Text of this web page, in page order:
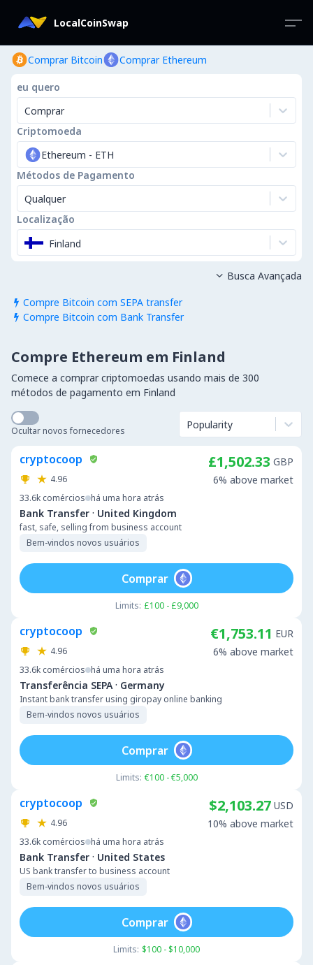
LocalCoinSwap
Comprar Bitcoin Comprar Ethereum
eu quero
Comprar
Criptomoeda
Ethereum - ETH
Métodos de Pagamento
Qualquer
Localização
Finland
 Compre Bitcoin com SEPA transfer
 Compre Bitcoin com Bank Transfer
 Busca Avançada
Compre Ethereum em Finland
Comece a comprar criptomoedas usando mais de 300
métodos de pagamento em Finland
Ocultar novos fornecedores Popularity
cryptocoop
4.96
33.6k comércios há uma hora atrás
Bank Transfer · United Kingdom
fast, safe, selling from business account
Bem-vindos novos usuários
£1,502.33 GBP
6% above market
Limits: £100 - £9,000
Comprar
cryptocoop
4.96
33.6k comércios há uma hora atrás
Transferência SEPA · Germany
Instant bank transfer using giropay online banking
Bem-vindos novos usuários
€1,753.11 EUR
6% above market
Limits: €100 - €5,000
Comprar
cryptocoop
4.96
33.6k comércios há uma hora atrás
Bank Transfer · United States
US bank transfer to business account
Bem-vindos novos usuários
$2,103.27 USD
10% above market
Limits: $100 - $10,000
Comprar